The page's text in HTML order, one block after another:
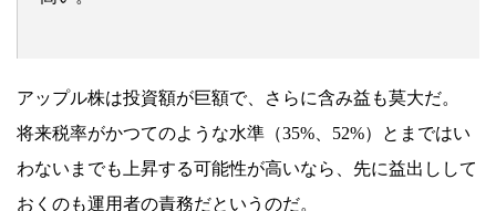
アップル株は投資額が巨額で、さらに含み益も莫大だ。
将来税率がかつてのような水準（35%、52%）とまではい
わないまでも上昇する可能性が高いなら、先に益出しして
おくのも運用者の責務だというのだ。